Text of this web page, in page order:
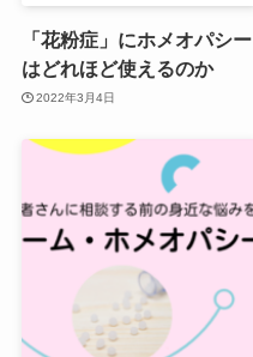
「花粉症」にホメオパシー
はどれほど使えるのか
2022年3月4日